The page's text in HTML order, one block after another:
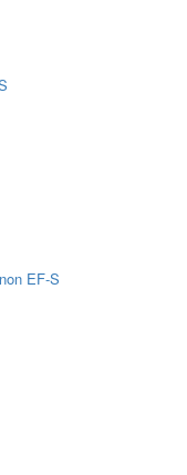
EF-S